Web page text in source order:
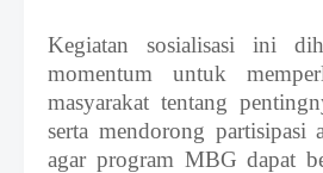
Kegiatan sosialisasi ini
momentum untuk
masyarakat tentang
serta mendorong partisipasi
agar program MBG dapat